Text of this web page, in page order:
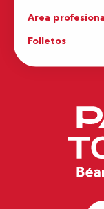
Area
Folletos